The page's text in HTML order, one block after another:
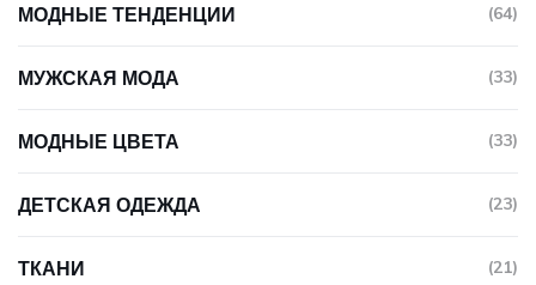
МОДНЫЕ ТЕНДЕНЦИИ (64)
МУЖСКАЯ МОДА (33)
МОДНЫЕ ЦВЕТА (33)
ДЕТСКАЯ ОДЕЖДА (23)
ТКАНИ (21)